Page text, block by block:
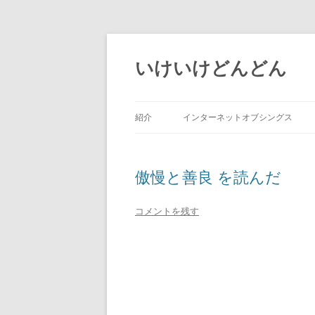
いけいけどんどん
紹介 インターネットオブシングス
傲慢と善良 を読んだ
コメントを残す